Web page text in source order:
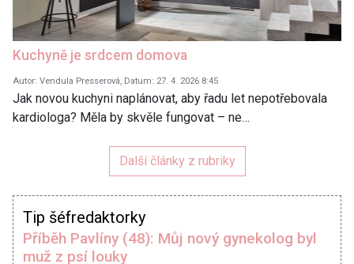
Kuchyně je srdcem domova
Autor: Vendula Presserová, Datum: 27. 4. 2026 8:45
Jak novou kuchyni naplánovat, aby řadu let nepotřebovala
kardiologa? Měla by skvěle fungovat – ne…
Další články z rubriky
Tip šéfredaktorky
Příběh Pavlíny (48): Můj nový gynekolog byl
muž z psí louky